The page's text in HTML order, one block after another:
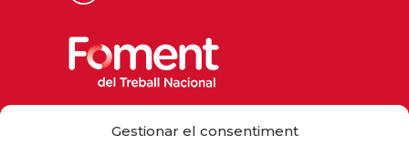
Gestionar el consentiment